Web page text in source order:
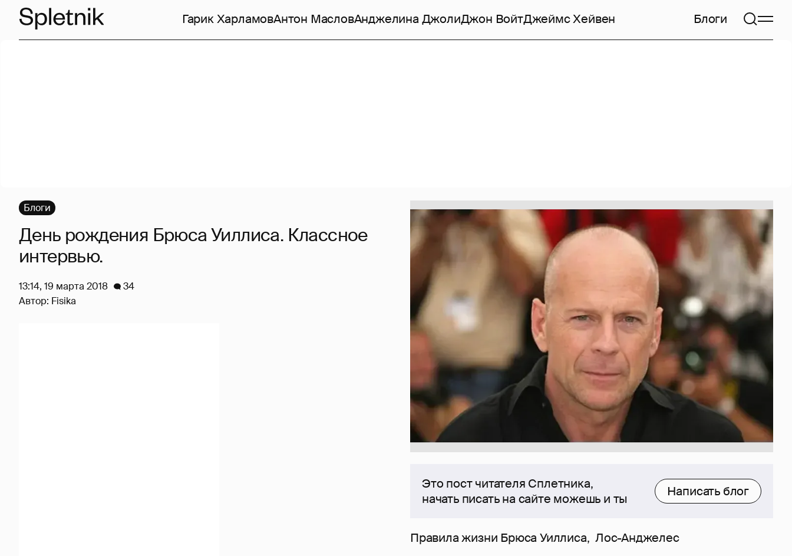
Гарик ХарламовАнтон МасловАнджелина ДжолиДжон ВойтДжеймс Хейвен Блоги
Это пост читателя Сплетника,
начать писать на сайте можешь и ты
Написать блог
Правила жизни Брюса Уиллиса, Лос-Анджелес
Блоги
День рождения Брюса Уиллиса. Классное
интервью.
13:14, 19 марта 2018
34
Автор: Fisika